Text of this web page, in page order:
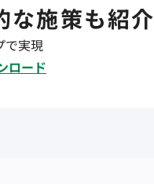
な施策も紹介
で実現
ロード